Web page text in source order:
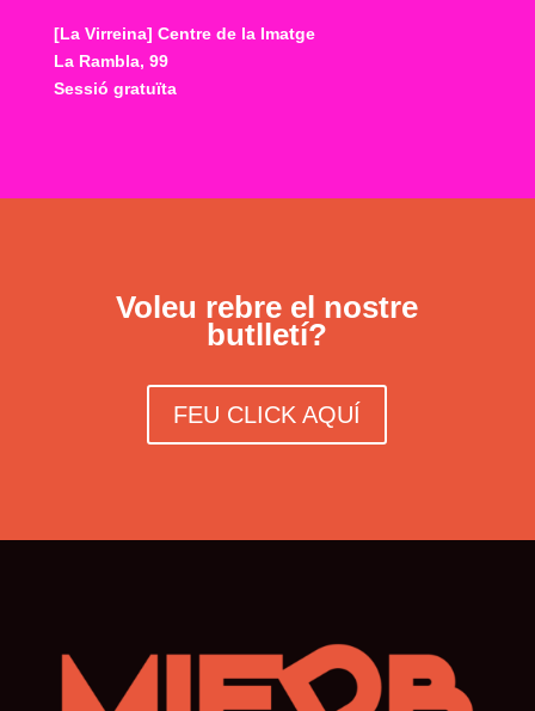
[La Virreina] Centre de la Imatge
La Rambla, 99
Sessió gratuïta
Voleu rebre el nostre
butlletí?
FEU CLICK AQUÍ